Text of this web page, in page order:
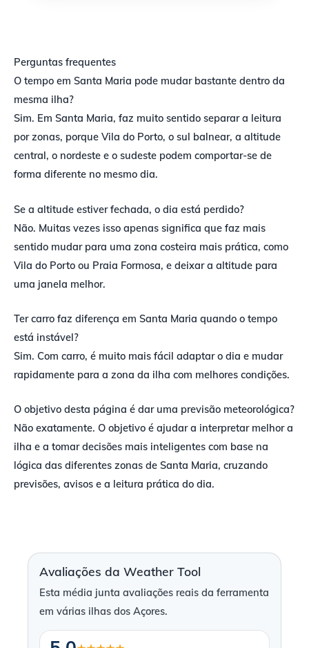
Perguntas frequentes
O tempo em Santa Maria pode mudar bastante dentro da
mesma ilha?
Sim. Em Santa Maria, faz muito sentido separar a leitura
por zonas, porque Vila do Porto, o sul balnear, a altitude
central, o nordeste e o sudeste podem comportar-se de
forma diferente no mesmo dia.
Se a altitude estiver fechada, o dia está perdido?
Não. Muitas vezes isso apenas significa que faz mais
sentido mudar para uma zona costeira mais prática, como
Vila do Porto ou Praia Formosa, e deixar a altitude para
uma janela melhor.
Ter carro faz diferença em Santa Maria quando o tempo
está instável?
Sim. Com carro, é muito mais fácil adaptar o dia e mudar
rapidamente para a zona da ilha com melhores condições.
O objetivo desta página é dar uma previsão meteorológica?
Não exatamente. O objetivo é ajudar a interpretar melhor a
ilha e a tomar decisões mais inteligentes com base na
lógica das diferentes zonas de Santa Maria, cruzando
previsões, avisos e a leitura prática do dia.
Avaliações da Weather Tool
Esta média junta avaliações reais da ferramenta
em várias ilhas dos Açores.